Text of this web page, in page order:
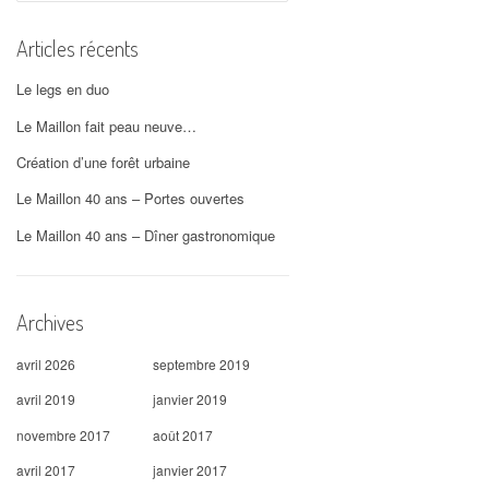
Articles récents
Le legs en duo
Le Maillon fait peau neuve…
Création d’une forêt urbaine
Le Maillon 40 ans – Portes ouvertes
Le Maillon 40 ans – Dîner gastronomique
Archives
avril 2026
septembre 2019
avril 2019
janvier 2019
novembre 2017
août 2017
avril 2017
janvier 2017